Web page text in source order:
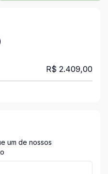
R$ 2.409,00
um de nossos